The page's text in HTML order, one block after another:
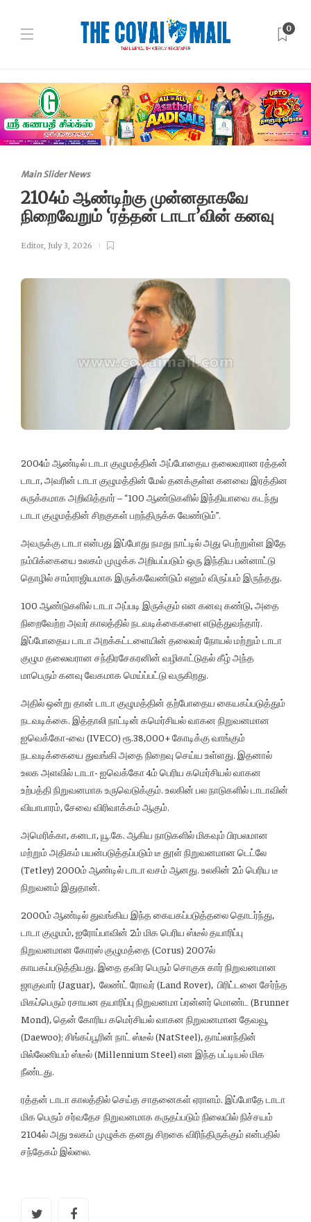
0
Main Slider News
2104ம் ஆண்டிற்கு முன்னதாகவே
நிறைவேறும் ‘ரத்தன் டாடா’வின் கனவு
Editor, July 3, 2026
2004ம் ஆண்டில் டாடா குழுமத்தின் அப்போதைய தலைவரான ரத்தன்
டாடா, அவரின் டாடா குழுமத்தின் மேல் தனக்குள்ள கனவை இரத்தின
சுருக்கமாக அறிவித்தார் – “100 ஆண்டுகளில் இந்தியாவை கடந்து
டாடா குழுமத்தின் சிறகுகள் பறந்திருக்க வேண்டும்”.
அவருக்கு டாடா என்பது இப்போது நமது நாட்டில் அது பெற்றுள்ள இதே
நம்பிக்கையை உலகம் முழுக்க அறியப்படும் ஒரு இந்திய பன்னாட்டு
தொழில் சாம்ராஜியமாக இருக்கவேண்டும் எனும் விருப்பம் இருந்தது.
100 ஆண்டுகளில் டாடா அப்படி இருக்கும் என கனவு கண்டு, அதை
நிறைவேற்ற அவர் காலத்தில் நடவடிக்கைகளை எடுத்துவந்தார்.
இப்போதைய டாடா அறக்கட்டளையின் தலைவர் நோயல் மற்றும் டாடா
குழும தலைவரான சந்திரசேகரனின் வழிகாட்டுதல் கீழ் அந்த
மாபெரும் கனவு வேகமாக மெய்ப்பட்டு வருகிறது.
அதில் ஒன்று தான் டாடா குழுமத்தின் தற்போதைய கையகப்படுத்தும்
நடவடிக்கை. இத்தாலி நாட்டின் கமெர்சியல் வாகன நிறுவனமான
ஐவெக்கோ-வை (IVECO) ரூ.38,000+ கோடிக்கு வாங்கும்
நடவடிக்கையை துவங்கி அதை நிறைவு செய்ய உள்ளது. இதனால்
உலக அளவில் டாடா- ஐவெக்கோ 4ம் பெரிய கமெர்சியல் வாகன
உற்பத்தி நிறுவனமாக உருவெடுக்கும். உலகின் பல நாடுகளில் டாடாவின்
வியாபாரம், சேவை விரிவாக்கம் ஆகும்.
அமெரிக்கா, கனடா, யூ.கே. ஆகிய நாடுகளில் மிகவும் பிரபலமான
மற்றும் அதிகம் பயன்படுத்தப்படும் டீ தூள் நிறுவனமான டெட்லே
(Tetley) 2000ம் ஆண்டில் டாடா வசம் ஆனது. உலகின் 2ம் பெரிய டீ
நிறுவனம் இதுதான்.
2000ம் ஆண்டில் துவங்கிய இந்த கையகப்படுத்தலை தொடர்ந்து,
டாடா குழுமம், ஐரோப்பாவின் 2ம் மிக பெரிய ஸ்டீல் தயாரிப்பு
நிறுவனமான கோரஸ் குழுமத்தை (Corus) 2007ல்
காயகப்படுத்தியது. இதை தவிர பெரும் சொகுசு கார் நிறுவனமான
ஜாகுவார் (Jaguar), லேண்ட் ரோவர் (Land Rover), பிரிட்டனை சேர்ந்த
மிகப்பெரும் ரசாயன தயாரிப்பு நிறுவனமா ப்ரன்னர் மொண்ட (Brunner
Mond), தென் கோரிய கமெர்சியல் வாகன நிறுவனமான தேவவூ
(Daewoo); சிங்கப்பூரின் நாட் ஸ்டீல் (NatSteel), தாய்லாந்தின்
மில்லேனியம் ஸ்டீல் (Millennium Steel) என இந்த பட்டியல் மிக
நீண்டது.
ரத்தன் டாடா காலத்தில் செய்த சாதனைகள் ஏராளம். இப்போதே டாடா
மிக பெரும் சர்வதேச நிறுவனமாக கருதப்படும் நிலையில் நிச்சயம்
2104ல் அது உலகம் முழுக்க தனது சிறகை விரிந்திருக்கும் என்பதில்
சந்தேகம் இல்லை.